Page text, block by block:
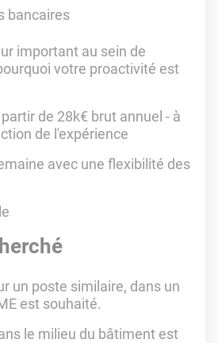
bancaires
important au sein de
votre proactivité est
partir de 28k€ brut annuel - à
de l'expérience
avec une flexibilité des
un poste similaire, dans un
est souhaité.
le milieu du bâtiment est